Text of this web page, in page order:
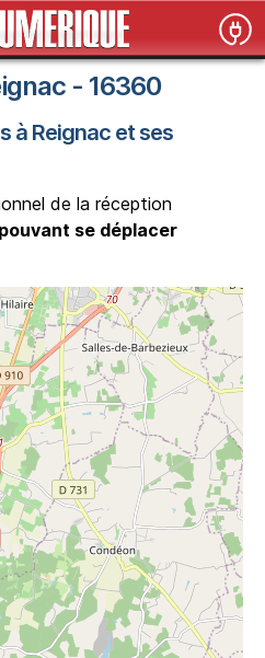
- 16360
à Reignac et ses
de la réception
pouvant se déplacer